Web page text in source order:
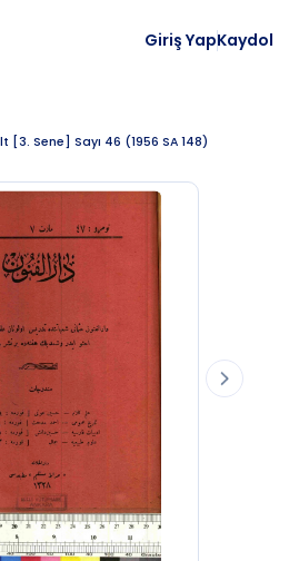
Giriş YapKaydol
[3. Sene] Sayı 46 (1956 SA 148)